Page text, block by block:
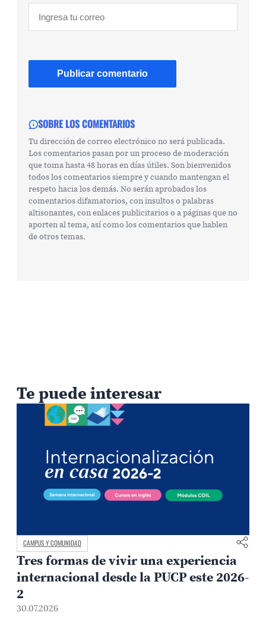
SOBRE LOS COMENTARIOS
Tu dirección de correo electrónico no será publicada.
Los comentarios pasan por un proceso de moderación
que toma hasta 48 horas en días útiles. Son bienvenidos
todos los comentarios siempre y cuando mantengan el
respeto hacia los demás. No serán aprobados los
comentarios difamatorios, con insultos o palabras
altisonantes, con enlaces publicitarios o a páginas que no
aporten al tema, así como los comentarios que hablen
de otros temas.
Te puede interesar
CAMPUS Y COMUNIDAD
Tres formas de vivir una experiencia
internacional desde la PUCP este 2026-
2
30.07.2026